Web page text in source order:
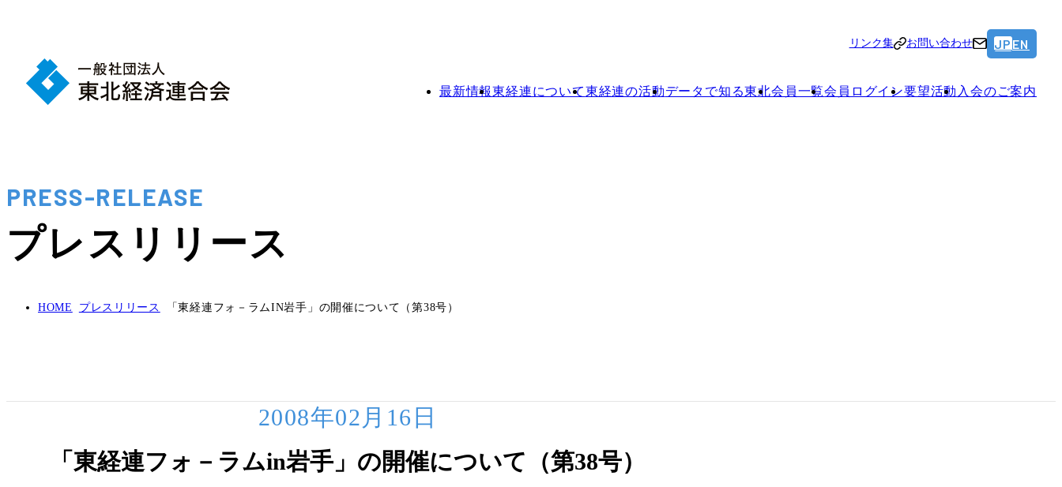
リンク集 お問い合わせ JP EN
最新情報東経連について東経連の活動データで知る東北会員一覧会員ログイン要望活動 入会のご案内
PRESS-RELEASE
プレスリリース
HOME プレスリリース 「東経連フォ－ラムIN岩手」の開催について（第38号）
2008年02月16日
「東経連フォ－ラムin岩手」の開催について（第38号）